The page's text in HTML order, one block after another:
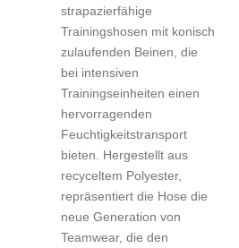
strapazierfähige
Trainingshosen mit konisch
zulaufenden Beinen, die
bei intensiven
Trainingseinheiten einen
hervorragenden
Feuchtigkeitstransport
bieten. Hergestellt aus
recyceltem Polyester,
repräsentiert die Hose die
neue Generation von
Teamwear, die den